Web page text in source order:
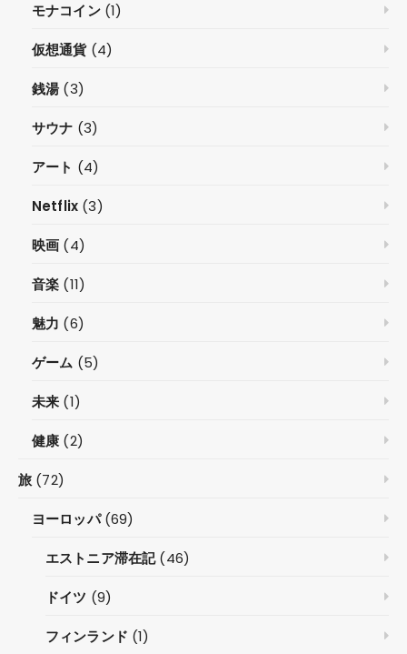
モナコイン(1)
仮想通貨(4)
銭湯 (3)
サウナ (3)
アート (4)
Netflix (3)
映画 (4)
音楽 (11)
魅力 (6)
ゲーム (5)
未来 (1)
健康 (2)
旅(72)
ヨーロッパ(69)
エストニア滞在記(46)
ドイツ (9)
フィンランド (1)